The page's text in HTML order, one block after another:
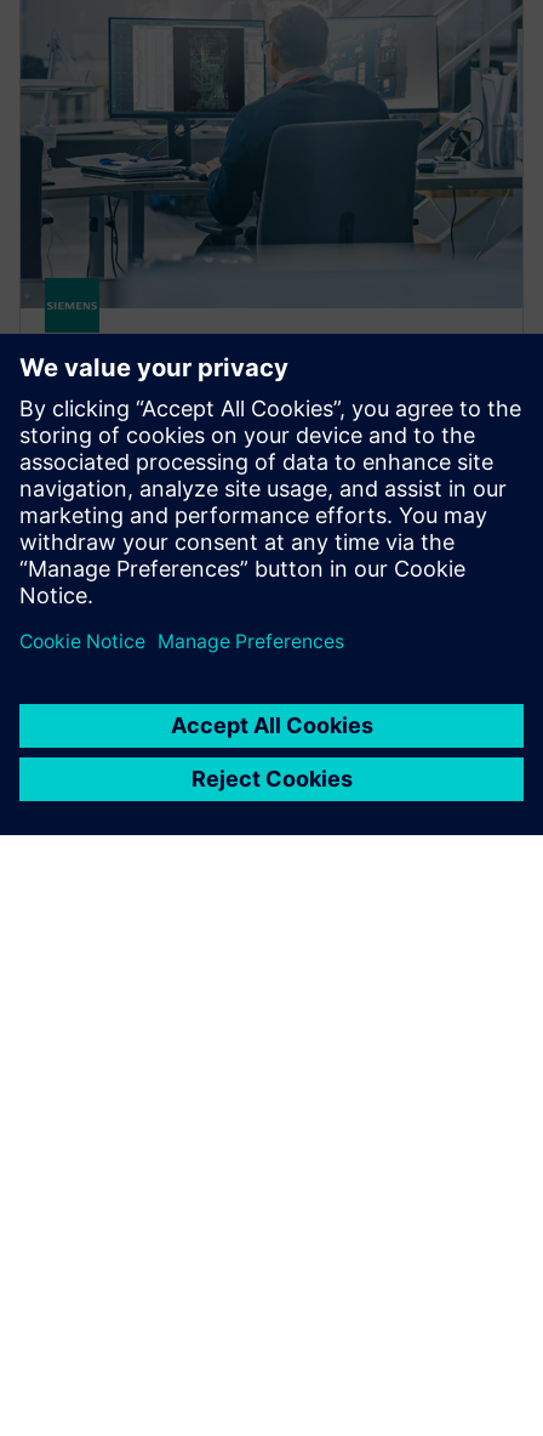
XPEDITION
Xpedition Enterprise
Enterprise PCB projektovanje i analiza za globalne
timove koji upravljaju kompleksnim,
multidomenskim dizajnima.